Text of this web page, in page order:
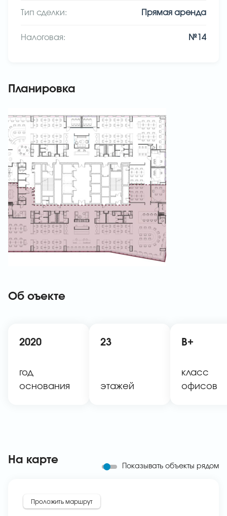
Тип сделки: Прямая аренда
Налоговая: №14
Планировка
Об оъекте
2020
год
основания
23
этажей
B+
класс
офисов
На карте
Показывать объекты рядом
Проложить маршрут